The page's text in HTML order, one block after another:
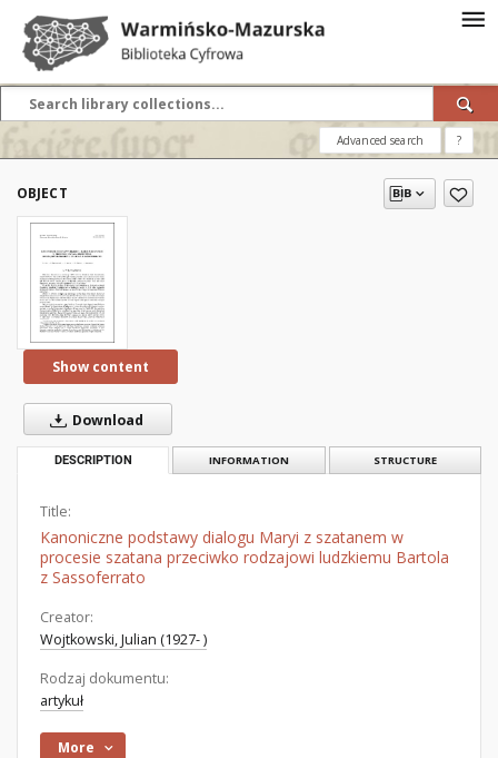
Advanced search ?
OBJECT
Show content
Download
DESCRIPTION INFORMATION STRUCTURE
Title:
Kanoniczne podstawy dialogu Maryi z szatanem w
procesie szatana przeciwko rodzajowi ludzkiemu Bartola
z Sassoferrato
Creator:
Wojtkowski, Julian (1927- )
Rodzaj dokumentu:
artykuł
More